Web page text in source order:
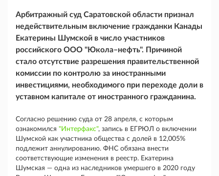
Арбитражный суд Саратовской области признал
недействительным включение гражданки Канады
Екатерины Шумской в число участников
российского ООО "Юкола–нефть". Причиной
стало отсутствие разрешения правительственной
комиссии по контролю за иностранными
инвестициями, необходимого при переходе доли в
уставном капитале от иностранного гражданина.
Согласно решению суда от 28 апреля, с которым
ознакомился "Интерфакс", запись в ЕГРЮЛ о включении
Шумской как участника общества с долей в 12,005%
подлежит аннулированию. ФНС обязана внести
соответствующие изменения в реестр. Екатерина
Шумская — одна из наследников умершего в 2020 году